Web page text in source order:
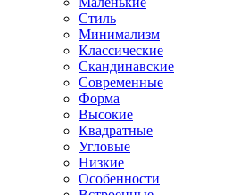
Стиль
Минимализм
Классические
Скандинавские
Современные
Форма
Высокие
Квадратные
Угловые
Низкие
Особенности